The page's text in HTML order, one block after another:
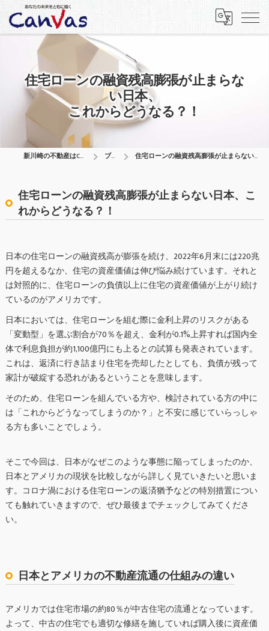
住宅ローンの融資残高膨張が止まらな
い日本、
これからどうなる？！
新川崎の不動産はCanVas合同会社 ブログ 住宅ローンの融資残高膨張が止まらない日本、これからどうなる？！
住宅ローンの融資残高膨張が止まらない日本、こ
れからどうなる？！
日本の住宅ローンの融資残高が膨張を続け、2022年6月末には220兆
円を超えるなか、住宅の資産価値は伸び悩み続けています。それと
は対照的に、住宅ローンの負債以上に住宅の資産価値が上がり続け
ているのがアメリカです。
日本においては、住宅ローンを組む際に金利上昇のリスクがある
「変動型」を選ぶ割合が70％を超え、金利が0.1%上昇すれば国内全
体で利息負担が約1,100億円にも上るとの試算も発表されています。
これは、返済に行き詰まり住宅を売却したとしても、負債が残って
家計が破綻する恐れがあるということを意味します。
そのため、住宅ローンを組んでいる方や、検討されている方の中に
は「これからどうなってしまうのか？」と不安に感じていらっしゃ
る方も多いことでしょう。
そこで今回は、日本がなぜこのような事態に陥ってしまったのか、
日本とアメリカの現状を比較しながら詳しく見ていきたいと思いま
す。コロナ渦における住宅ローンの返済猶予などの特別措置につい
ても触れていきますので、ぜひ最後までチェックしてみてくださ
い。
日本とアメリカの不動産流通の仕組みの違い
アメリカでは住宅市場の約80％が中古住宅の流通となっています。
よって、中古の住宅でも適切な修繕を施していれば購入後に資産価